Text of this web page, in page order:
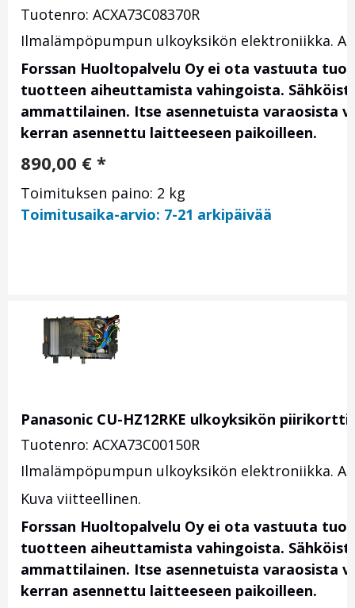
Tuotenro: ACXA73C08370R
Ilmalämpöpumpun ulkoyksikön elektroniikka.
Forssan Huoltopalvelu Oy ei ota vastuuta
tuotteen aiheuttamista vahingoista.
ammattilainen. Itse asennetuista varaosista
kerran asennettu laitteeseen paikoilleen.
890,00 € *
Toimituksen paino: 2 kg
Toimitusaika-arvio: 7-21 arkipäivää
Panasonic CU-HZ12RKE ulkoyksikön piirikortti
Tuotenro: ACXA73C00150R
Ilmalämpöpumpun ulkoyksikön elektroniikka.
Kuva viitteellinen.
Forssan Huoltopalvelu Oy ei ota vastuuta
tuotteen aiheuttamista vahingoista.
ammattilainen. Itse asennetuista varaosista
kerran asennettu laitteeseen paikoilleen.